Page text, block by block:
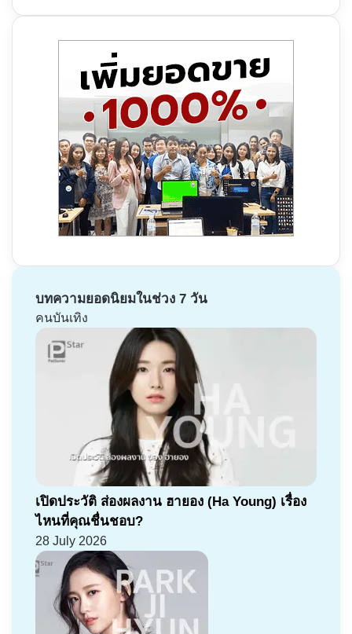
บทความยอดนิยมในช่วง 7 วัน
คนบันเทิง
เปิดประวัติ ส่องผลงาน ฮายอง (Ha Young) เรื่อง
ไหนที่คุณชื่นชอบ?
28 July 2026